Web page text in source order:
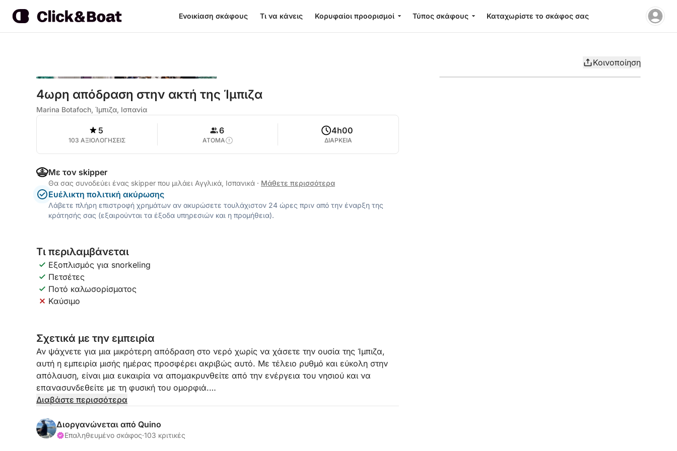
Ενοικίαση σκάφους Τι να κάνεις Κορυφαίοι προορισμοί Τύπος σκάφους Καταχωρίστε το σκάφος σας
Κοινοποίηση
4ωρη απόδραση στην ακτή της Ίμπιζα
Marina Botafoch, Ίμπιζα, Ισπανία
5
103 ΑΞΙΟΛΟΓΗΣΕΙΣ
6
ΑΤΟΜΑ
4h00
ΔΙΑΡΚΕΙΑ
Με τον skipper
Θα σας συνοδεύει ένας skipper που μιλάει Αγγλικά, Ισπανικά · Μάθετε περισσότερα
Ευέλικτη πολιτική ακύρωσης
Λάβετε πλήρη επιστροφή χρημάτων αν ακυρώσετε τουλάχιστον 24 ώρες πριν από την έναρξη της
κράτησής σας (εξαιρούνται τα έξοδα υπηρεσιών και η προμήθεια).
Τι περιλαμβάνεται
Εξοπλισμός για snorkeling
Πετσέτες
Ποτό καλωσορίσματος
Καύσιμο
Σχετικά με την εμπειρία
Αν ψάχνετε για μια μικρότερη απόδραση στο νερό χωρίς να χάσετε την ουσία της Ίμπιζα,
αυτή η εμπειρία μισής ημέρας προσφέρει ακριβώς αυτό. Με τέλειο ρυθμό και εύκολη στην
απόλαυση, είναι μια ευκαιρία να απομακρυνθείτε από την ενέργεια του νησιού και να
επανασυνδεθείτε με τη φυσική του ομορφιά.
κοντινές περιοχές με ήρεμα, καθαρά νερά, ιδανικά για κολύμπι. Η έμφαση δίνεται στην
αξιοποίηση μερικών ωρών — συνδυάζοντας ελαφριά κρουαζιέρα με καλά επιλεγμένες
Διαβάστε περισσότερα
Διοργανώνεται από Quino
Επαληθευμένο σκάφος·103 κριτικές